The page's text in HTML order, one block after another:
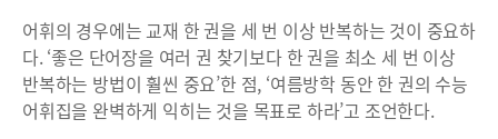
어휘의 경우에는 교재 한 권을 세 번 이상 반복하는 것이 중요하
다. ‘좋은 단어장을 여러 권 찾기보다 한 권을 최소 세 번 이상
반복하는 방법이 훨씬 중요’한 점, ‘여름방학 동안 한 권의 수능
어휘집을 완벽하게 익히는 것을 목표로 하라’고 조언한다.